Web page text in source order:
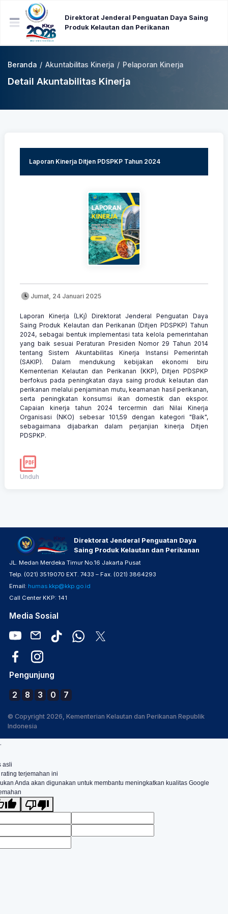
Direktorat Jenderal Penguatan Daya Saing
Produk Kelautan dan Perikanan
Beranda / Akuntabilitas Kinerja / Pelaporan Kinerja
Detail Akuntabilitas Kinerja
Laporan Kinerja Ditjen PDSPKP Tahun 2024
Jumat, 24 Januari 2025
Laporan Kinerja (LKj) Direktorat Jenderal Penguatan Daya
Saing Produk Kelautan dan Perikanan (Ditjen PDSPKP) Tahun
2024, sebagai bentuk implementasi tata kelola pemerintahan
yang baik sesuai Peraturan Presiden Nomor 29 Tahun 2014
tentang Sistem Akuntabilitas Kinerja Instansi Pemerintah
(SAKIP). Dalam mendukung kebijakan ekonomi biru
Kementerian Kelautan dan Perikanan (KKP), Ditjen PDSPKP
berfokus pada peningkatan daya saing produk kelautan dan
perikanan melalui penjaminan mutu, keamanan hasil perikanan,
serta peningkatan konsumsi ikan domestik dan ekspor.
Capaian kinerja tahun 2024 tercermin dari Nilai Kinerja
Organisasi (NKO) sebesar 101,59 dengan kategori "Baik",
sebagaimana dijabarkan dalam perjanjian kinerja Ditjen
PDSPKP.
Unduh
Direktorat Jenderal Penguatan Daya
Saing Produk Kelautan dan Perikanan
JL. Medan Merdeka Timur No.16 Jakarta Pusat
Telp. (021) 3519070 EXT. 7433 – Fax. (021) 3864293
Email: humas.kkp@kkp.go.id
Call Center KKP: 141
Media Sosial
Pengunjung
2 8 3 0 7
© Copyright 2026, Kementerian Kelautan dan Perikanan Republik
Indonesia
.
asli
terjemahan ini
Anda akan digunakan untuk membantu meningkatkan kualitas Google